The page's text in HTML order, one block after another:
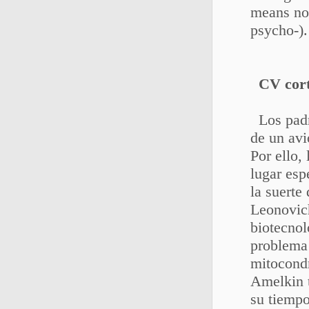
means
psycho-
CV
Los
de un
Por ello,
lugar
la suerte
Amelkin
su